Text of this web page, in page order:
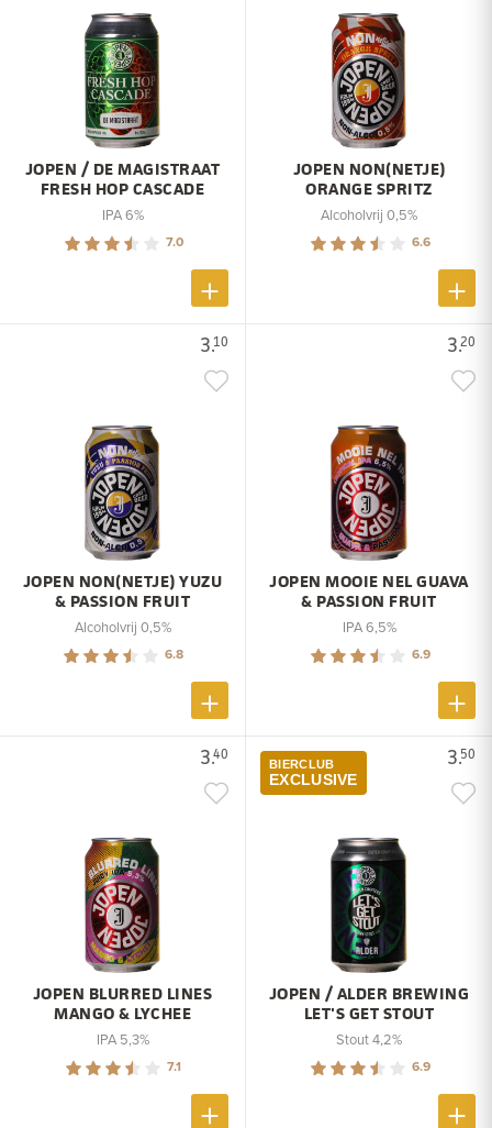
JOPEN / DE MAGISTRAAT
FRESH HOP CASCADE
IPA 6%
7.0
JOPEN NON(NETJE)
ORANGE SPRITZ
Alcoholvrij 0,5%
6.6
3.10
JOPEN NON(NETJE) YUZU
& PASSION FRUIT
Alcoholvrij 0,5%
6.8
3.20
JOPEN MOOIE NEL GUAVA
& PASSION FRUIT
IPA 6,5%
6.9
3.40
JOPEN BLURRED LINES
MANGO & LYCHEE
IPA 5,3%
7.1
3.50
BIERCLUB
EXCLUSIVE
JOPEN / ALDER BREWING
LET'S GET STOUT
Stout 4,2%
6.9